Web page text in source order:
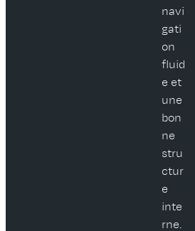
navi
gati
on
fluid
e et
une
bon
ne
stru
ctur
e
inte
rne.